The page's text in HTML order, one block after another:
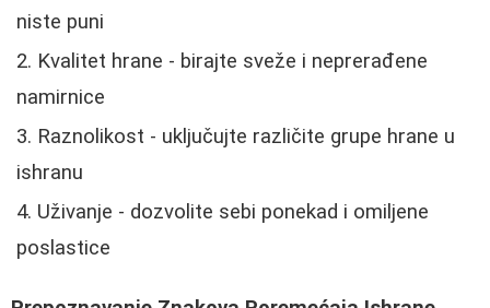
niste puni
Kvalitet hrane - birajte sveže i neprerađene
namirnice
Raznolikost - uključujte različite grupe hrane u
ishranu
Uživanje - dozvolite sebi ponekad i omiljene
poslastice